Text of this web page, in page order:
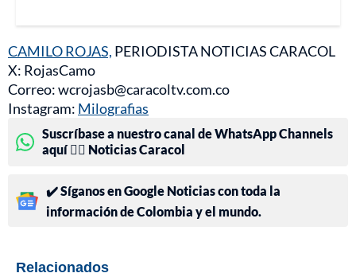
CAMILO ROJAS, PERIODISTA NOTICIAS CARACOL
X: RojasCamo
Correo: wcrojasb@caracoltv.com.co
Instagram: Milografias
Suscríbase a nuestro canal de WhatsApp Channels
aquí 👉🏻 Noticias Caracol
✔️ Síganos en Google Noticias con toda la
información de Colombia y el mundo.
Relacionados